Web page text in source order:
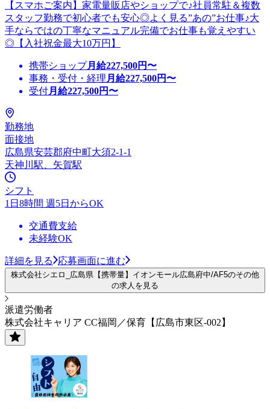
【スマホご案内】家電量販店やショップで♪社員常駐＆複数
スタッフ勤務で初心者でも安心◎よく見る”あの”お仕事♪大
手ならではの丁寧なマニュアル完備でお仕事も覚えやすい
◎【入社祝金最大10万円】
携帯ショップ月給227,500円〜
事務・受付・経理 月給227,500円〜
受付月給227,500円〜
勤務地
面接地
広島県安芸郡府中町大須2-1-1
天神川駅、矢賀駅
シフト
1日8時間 週5日からOK
交通費支給
未経験OK
詳細を見る 応募画面に進む
株式会社シエロ_広島県【携帯量】イオンモール広島府中/AF5のその他
の求人を見る
派遣労働者
株式会社キャリア CC福岡／保育【広島市東区-002】